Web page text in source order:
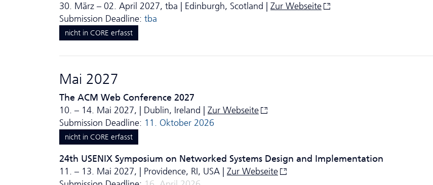
30. März – 02. April 2027, tba | Edinburgh, Scotland | Zur Webseite
Submission Deadline: tba
nicht in CORE erfasst
Mai 2027
The ACM Web Conference 2027
10. – 14. Mai 2027, | Dublin, Ireland | Zur Webseite
Submission Deadline: 11. Oktober 2026
nicht in CORE erfasst
24th USENIX Symposium on Networked Systems Design and Implementation
11. – 13. Mai 2027, | Providence, RI, USA | Zur Webseite